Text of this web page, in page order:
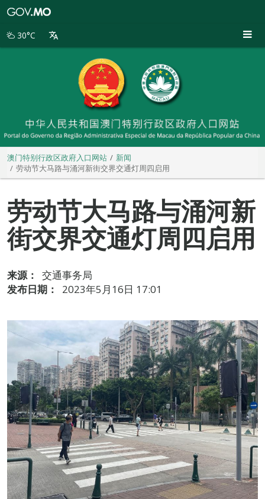
别
30°C
澳门特别行政区政府入口网站
新闻
劳动节大马路与涌河新街交界交通灯周四启用
劳动节大马路与涌河新
街交界交通灯周四启用
来源：
交通事务局
发布日期：
2023年5月16日 17:01